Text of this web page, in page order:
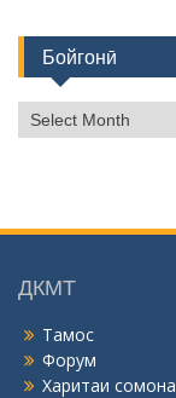
Бойгонӣ
о
н
ДКМТ
Тамос
Форум
Харитаи сомона